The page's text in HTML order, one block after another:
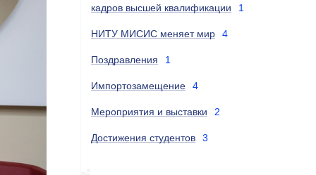
кадров высшей квалификации
1
НИТУ МИСИС меняет мир 4
Поздравления 1
Импортозамещение 4
Мероприятия и выставки 2
Достижения студентов 3